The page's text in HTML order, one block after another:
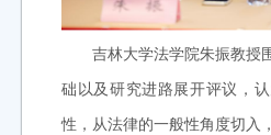
吉林大学法学院朱振教授
础以及研究进路展开评议，
性，从法律的一般性角度切入